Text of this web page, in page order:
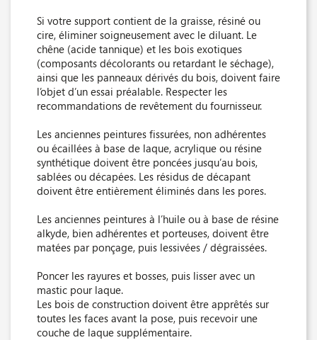
Si votre support contient de la graisse, résiné ou
cire, éliminer soigneusement avec le diluant. Le
chêne (acide tannique) et les bois exotiques
(composants décolorants ou retardant le séchage),
ainsi que les panneaux dérivés du bois, doivent faire
l’objet d’un essai préalable. Respecter les
recommandations de revêtement du fournisseur.
Les anciennes peintures fissurées, non adhérentes
ou écaillées à base de laque, acrylique ou résine
synthétique doivent être poncées jusqu’au bois,
sablées ou décapées. Les résidus de décapant
doivent être entièrement éliminés dans les pores.
Les anciennes peintures à l’huile ou à base de résine
alkyde, bien adhérentes et porteuses, doivent être
matées par ponçage, puis lessivées / dégraissées.
Poncer les rayures et bosses, puis lisser avec un
mastic pour laque.
Les bois de construction doivent être apprêtés sur
toutes les faces avant la pose, puis recevoir une
couche de laque supplémentaire.